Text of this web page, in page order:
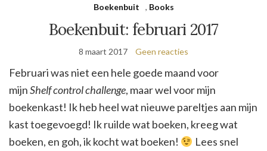
Boekenbuit , Books
Boekenbuit: februari 2017
8 maart 2017 Geen reacties
Februari was niet een hele goede maand voor
mijnShelf control challenge, maar wel voor mijn
boekenkast! Ik heb heel wat nieuwe pareltjes aan mijn
kast toegevoegd! Ik ruilde wat boeken, kreeg wat
boeken, en goh, ik kocht wat boeken!
Lees snel